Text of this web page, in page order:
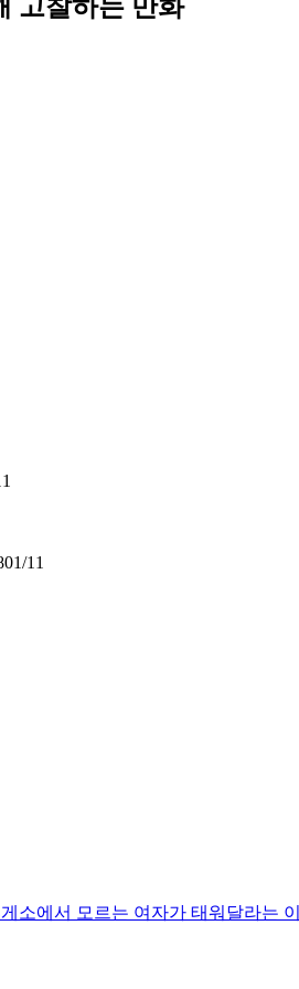
고찰하는 만화
01/11
소에서 모르는 여자가 태워달라는